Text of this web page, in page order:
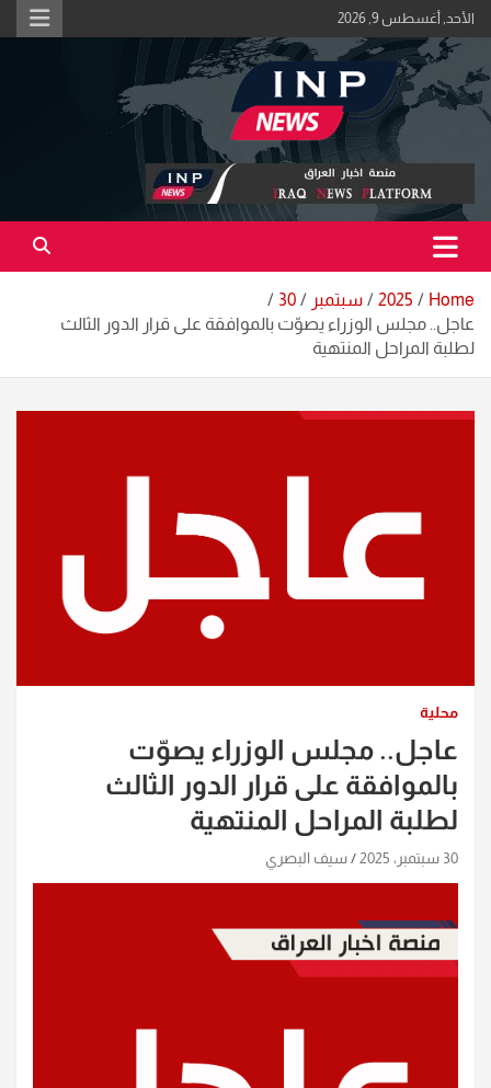
Skip
to
content
الأحد, أغسطس 9, 2026
منصة اخبار العراق
اكبر منصة خبرية في العراق | #الحقيقة_اولاً
Home
2025 سبتمبر
30
عاجل.. مجلس الوزراء يصوّت بالموافقة على قرار الدور الثالث
لطلبة المراحل المنتهية
محلية
عاجل.. مجلس الوزراء يصوّت
بالموافقة على قرار الدور الثالث
لطلبة المراحل المنتهية
30 سبتمبر، 2025 سيف البصري